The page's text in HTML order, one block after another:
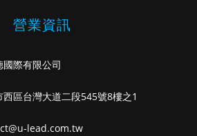
營業資訊
國際有限公司
西區台灣大道二段545號8樓之1
lead.com.tw